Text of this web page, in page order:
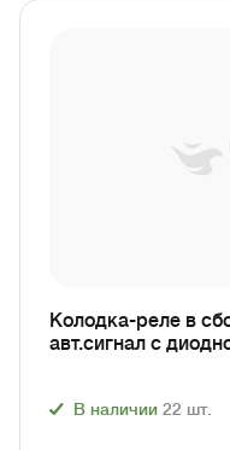
Колодка-реле в
авт.сигнал с
В наличии 22 шт.